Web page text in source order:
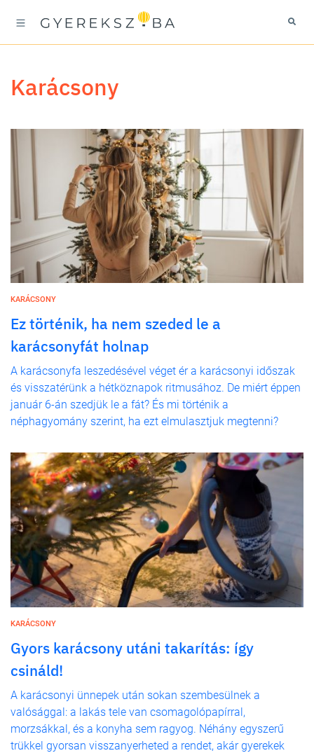
karácsony
KARÁCSONY
Ez történik, ha nem szeded le a
karácsonyfát holnap
A karácsonyfa leszedésével véget ér a karácsonyi időszak
és visszatérünk a hétköznapok ritmusához. De miért éppen
január 6-án szedjük le a fát? És mi történik a
néphagyomány szerint, ha ezt elmulasztjuk megtenni?
KARÁCSONY
Gyors karácsony utáni takarítás: így
csináld!
A karácsonyi ünnepek után sokan szembesülnek a
valósággal: a lakás tele van csomagolópapírral,
morzsákkal, és a konyha sem ragyog. Néhány egyszerű
trükkel gyorsan visszanyerheted a rendet, akár gyerekek